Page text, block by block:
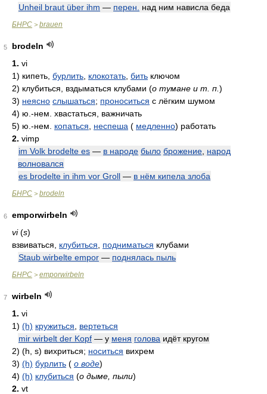
Unheil braut über ihm — перен. над ним нависла беда
БНРС > brauen
5
brodeln
1. vi
1) кипеть, бурлить клокотать бить ключом
2) клубиться, вздыматься клубами (о тумане и т. п. )
3) неясно слышаться; проноситься с лёгким шумом
4) ю.-нем. хвастаться, важничать
5) ю.-нем. копаться неспеша ( медленно) работать
2. vimp
im Volk brodelte es — в народе было брожение народ
волновался
es brodelte in ihm vor Groll — в нём кипела злоба
БНРС > brodeln
6
emporwirbeln
vi(s)
взвиваться, клубиться подниматься клубами
Staub wirbelte empor — поднялась пыль
БНРС > emporwirbeln
7
wirbeln
1. vi
1) (h) кружиться
вертеться
mir wirbelt der Kopf — у меня голова идёт кругом
2) (h s) вихриться; носиться вихрем
3) (h) бурлить ( о воде)
4) (h) клубиться (о дыме, пыли)
2. vt